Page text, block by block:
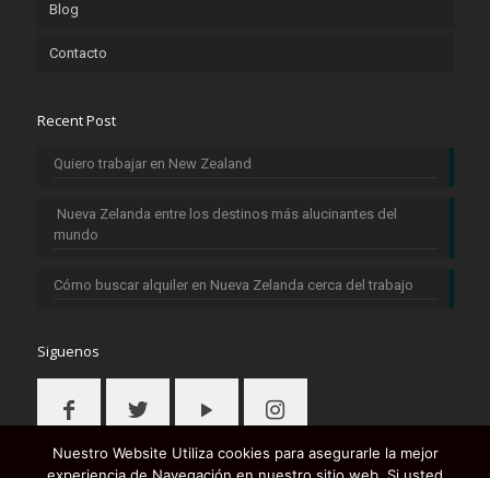
Blog
Contacto
Recent Post
Quiero trabajar en New Zealand
Nueva Zelanda entre los destinos más alucinantes del
mundo
Cómo buscar alquiler en Nueva Zelanda cerca del trabajo
Siguenos
Nuestro Website Utiliza cookies para asegurarle la mejor